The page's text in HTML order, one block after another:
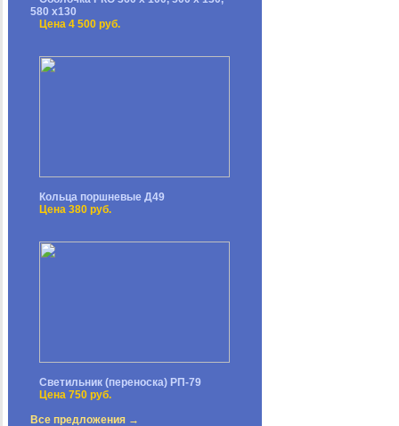
580 х130
Цена 4 500 руб.
Кольца поршневые Д49
Цена 380 руб.
Светильник (переноска) РП-79
Цена 750 руб.
Все предложения →